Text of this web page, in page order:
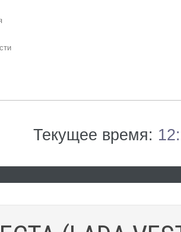
Текущее время: